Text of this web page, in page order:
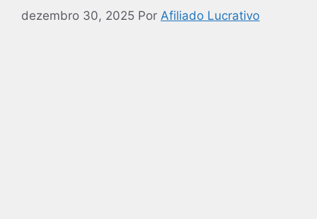
dezembro 30, 2025 Por Afiliado Lucrativo